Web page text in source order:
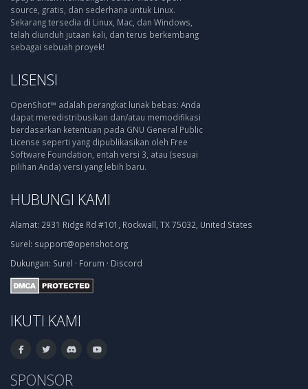
source, gratis, dan sederhana untuk Linux.
Sekarang tersedia di Linux, Mac, dan Windows,
telah diunduh jutaan kali, dan terus berkembang
sebagai sebuah proyek!
LISENSI
OpenShot™ adalah perangkat lunak bebas: Anda
dapat meredistribusikan dan/atau memodifikasi
berdasarkan ketentuan pada GNU General Public
License seperti yang dipublikasikan oleh Free
Software Foundation, entah versi 3, atau (sesuai
pilihan Anda) versi yang lebih baru.
HUBUNGI KAMI
Alamat: 2931 Ridge Rd #101, Rockwall, TX 75032, United States
Surel: support@openshot.org
Dukungan: Surel · Forum · Discord
IKUTI KAMI
SPONSOR